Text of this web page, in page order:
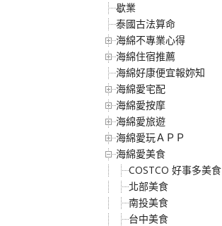
歇業
泰國古法算命
海綿不專業心得
海綿住宿推薦
海綿好康便宜報妳知
海綿愛宅配
海綿愛按摩
海綿愛旅遊
海綿愛玩ＡＰＰ
海綿愛美食
COSTCO 好事多美食
北部美食
南投美食
台中美食